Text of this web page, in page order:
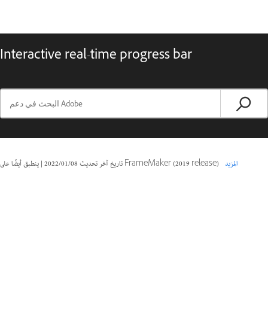
Interactive real-time progress bar
تاريخ آخر تحديث08‏/01‏/2022
| ينطبق أيضًا على FrameMaker (2019 release) المزيد